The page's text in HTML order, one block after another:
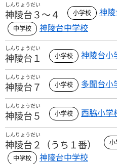
しんりょうだい
神陵台３～４
神
神陵台中学校
しんりょうだい
神陵台１ 神陵台小
しんりょうだい
神陵台７ 多聞台小
しんりょうだい
神陵台５ 西脇小学
しんりょうだい
神陵台２（うち１番）
神陵台中学校